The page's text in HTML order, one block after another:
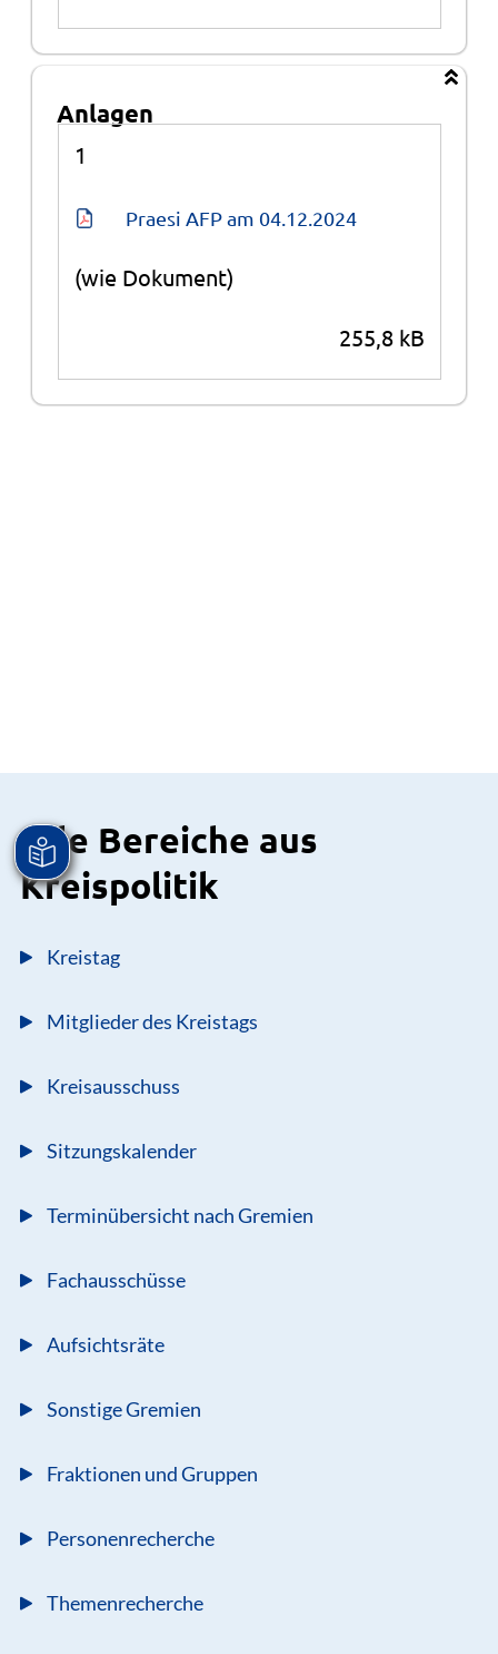
Anlagen
1
Praesi AFP am 04.12.2024
(wie Dokument)
255,8 kB
Alle Bereiche aus
Kreispolitik
Kreistag
Mitglieder des Kreistags
Kreisausschuss
Sitzungskalender
Terminübersicht nach Gremien
Fachausschüsse
Aufsichtsräte
Sonstige Gremien
Fraktionen und Gruppen
Personenrecherche
Themenrecherche